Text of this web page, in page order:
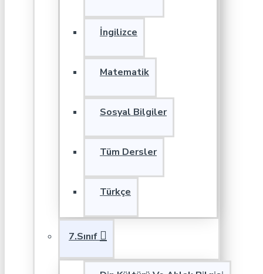
İngilizce
Matematik
Sosyal Bilgiler
Tüm Dersler
Türkçe
7.Sınıf